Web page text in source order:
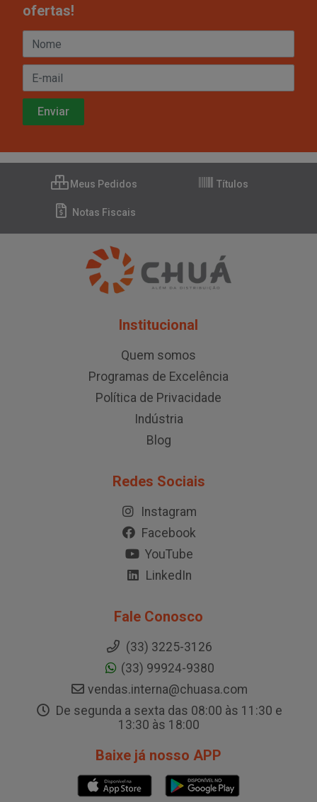
ofertas!
Meus Pedidos Títulos
Notas Fiscais
Institucional
Quem somos
Programas de Excelência
Política de Privacidade
Indústria
Blog
Redes Sociais
Instagram
Facebook
YouTube
LinkedIn
Fale Conosco
(33) 3225-3126
(33) 99924-9380
vendas.interna@chuasa.com
De segunda a sexta das 08:00 às 11:30 e
13:30 às 18:00
Baixe já nosso APP